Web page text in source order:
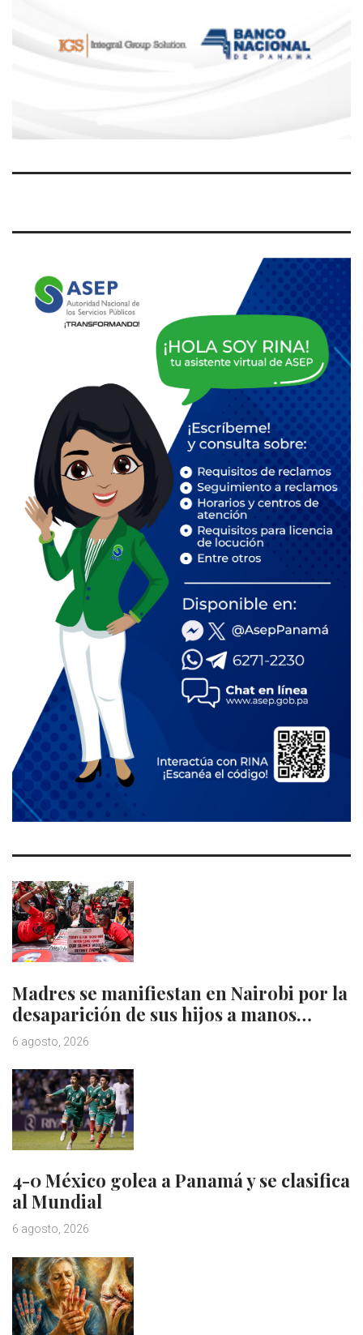
Madres se manifiestan en Nairobi por la
desaparición de sus hijos a manos…
6 agosto, 2026
4-0 México golea a Panamá y se clasifica
al Mundial
6 agosto, 2026